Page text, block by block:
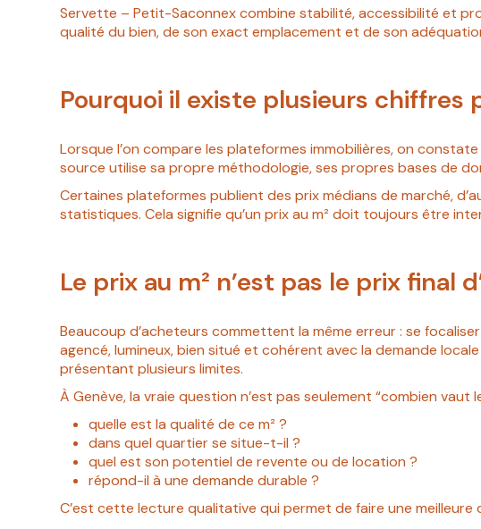
Servette – Petit-Saconnex combine stabilité, accessibilité et
qualité du bien, de son exact emplacement et de son
Pourquoi il existe plusieurs chiffres
Lorsque l’on compare les plateformes immobilières, on
source utilise sa propre méthodologie, ses propres bases de
Certaines plateformes publient des prix médians de marché,
statistiques. Cela signifie qu’un prix au m² doit toujours être
Le prix au m² n’est pas le prix final
Beaucoup d’acheteurs commettent la même erreur : se
agencé, lumineux, bien situé et cohérent avec la demande
présentant plusieurs limites.
À Genève, la vraie question n’est pas seulement “combien vaut
quelle est la qualité de ce m² ?
dans quel quartier se situe-t-il ?
quel est son potentiel de revente ou de location ?
répond-il à une demande durable ?
C’est cette lecture qualitative qui permet de faire une meilleure